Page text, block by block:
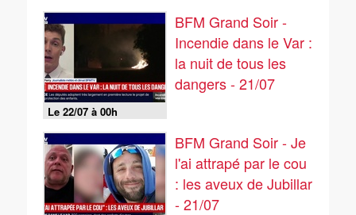
Le 22/07 à 00h
BFM Grand Soir -
Incendie dans le Var :
la nuit de tous les
dangers - 21/07
BFM Grand Soir - Je
l'ai attrapé par le cou
: les aveux de Jubillar
- 21/07